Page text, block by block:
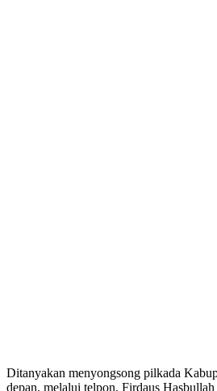
Ditanyakan menyongsong pilkada
depan, melalui telpon, Firdaus